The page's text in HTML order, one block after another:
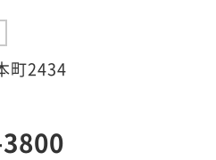
町2434